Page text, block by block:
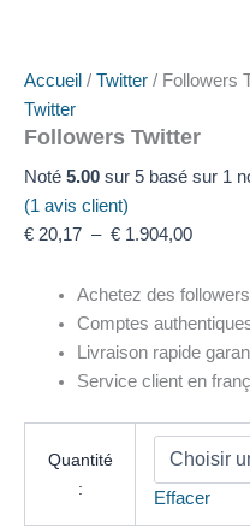
Accueil / Twitter / Followers
Twitter
Followers Twitter
Noté 5.00 sur 5 basé sur 1
(1 avis client)
€ 20,17 – € 1.904,00
Achetez des
Comptes
Livraison rapide
Service client en
Quantité
:
Effacer